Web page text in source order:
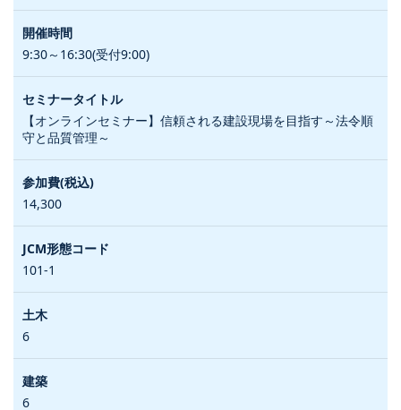
9:30～16:30(受付9:00)
【オンラインセミナー】信頼される建設現場を目指す～法令順
守と品質管理～
14,300
101-1
6
6